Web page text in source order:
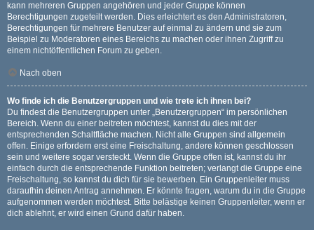
kann mehreren Gruppen angehören und jeder Gruppe können
Berechtigungen zugeteilt werden. Dies erleichtert es den Administratoren,
Berechtigungen für mehrere Benutzer auf einmal zu ändern und sie zum
Beispiel zu Moderatoren eines Bereichs zu machen oder ihnen Zugriff zu
einem nichtöffentlichen Forum zu geben.
Nach oben
Wo finde ich die Benutzergruppen und wie trete ich ihnen bei?
Du findest die Benutzergruppen unter „Benutzergruppen“ im persönlichen
Bereich. Wenn du einer beitreten möchtest, kannst du dies mit der
entsprechenden Schaltfläche machen. Nicht alle Gruppen sind allgemein
offen. Einige erfordern erst eine Freischaltung, andere können geschlossen
sein und weitere sogar versteckt. Wenn die Gruppe offen ist, kannst du ihr
einfach durch die entsprechende Funktion beitreten; verlangt die Gruppe eine
Freischaltung, so kannst du dich für sie bewerben. Ein Gruppenleiter muss
daraufhin deinen Antrag annehmen. Er könnte fragen, warum du in die Gruppe
aufgenommen werden möchtest. Bitte belästige keinen Gruppenleiter, wenn er
dich ablehnt, er wird einen Grund dafür haben.